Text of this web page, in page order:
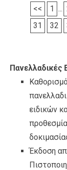
<<
1 ...
31
32
Πανελλαδικές
ειδικών
Έκδοση